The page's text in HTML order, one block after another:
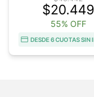
$20.449
55% OFF
DESDE 6 CUOTAS SIN